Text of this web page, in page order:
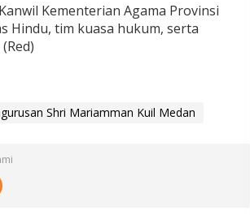
Kementerian Agama Provinsi
Hindu, tim kuasa hukum, serta
Shri Mariamman Kuil Medan